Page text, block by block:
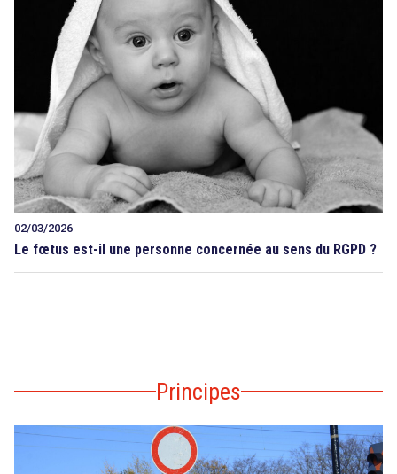
02/03/2026
Le fœtus est-il une personne concernée au sens du RGPD ?
Principes